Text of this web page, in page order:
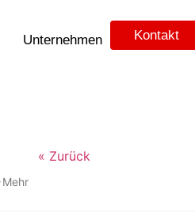
Unternehmen Kontakt
« Zurück
Mehr